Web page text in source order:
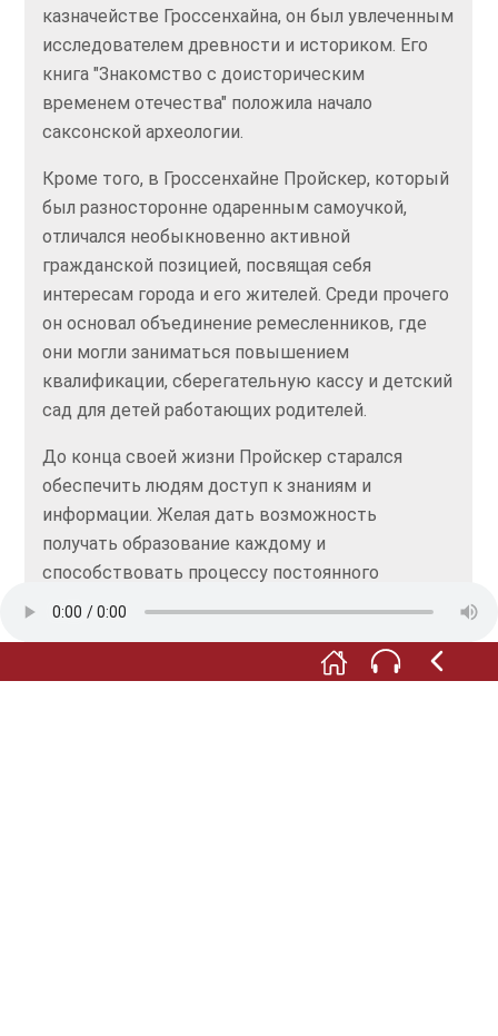
казначействе Гроссенхайна, он был увлеченным
исследователем древности и историком. Его
книга "Знакомство с доисторическим
временем отечества" положила начало
саксонской археологии.
Кроме того, в Гроссенхайне Пройскер, который
был разносторонне одаренным самоучкой,
отличался необыкновенно активной
гражданской позицией, посвящая себя
интересам города и его жителей. Среди прочего
он основал объединение ремесленников, где
они могли заниматься повышением
квалификации, сберегательную кассу и детский
сад для детей работающих родителей.
До конца своей жизни Пройскер старался
обеспечить людям доступ к знаниям и
информации. Желая дать возможность
получать образование каждому и
способствовать процессу постоянного
обучения, в 1828 году Пройскер открыл в
библиотеку. Это была первая публичная